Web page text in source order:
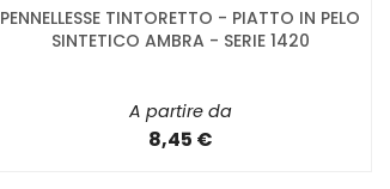
PENNELLESSE TINTORETTO - PIATTO IN PELO
SINTETICO AMBRA - SERIE 1420
A partire da
8,45 €